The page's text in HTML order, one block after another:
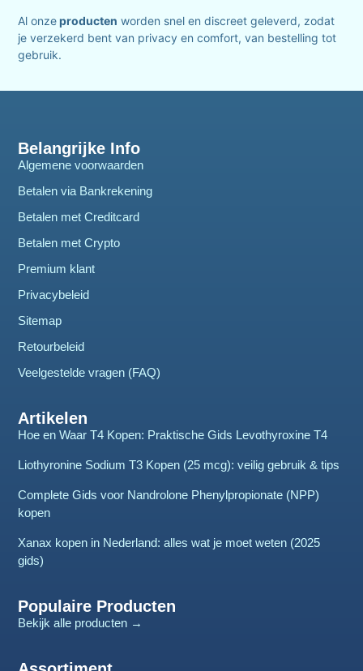
Al onzeproducten worden snel en discreet geleverd, zodat
je verzekerd bent van privacy en comfort, van bestelling tot
gebruik.
Belangrijke Info
Algemene voorwaarden
Betalen via Bankrekening
Betalen met Creditcard
Betalen met Crypto
Premium klant
Privacybeleid
Sitemap
Retourbeleid
Veelgestelde vragen (FAQ)
Artikelen
Hoe en Waar T4 Kopen: Praktische Gids Levothyroxine T4
Liothyronine Sodium T3 Kopen (25 mcg): veilig gebruik & tips
Complete Gids voor Nandrolone Phenylpropionate (NPP)
kopen
Xanax kopen in Nederland: alles wat je moet weten (2025
gids)
Populaire Producten
Bekijk alle producten →